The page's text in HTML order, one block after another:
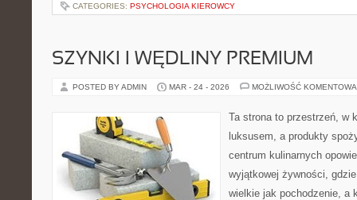
CATEGORIES: PSYCHOLOGIA KIEROWCY
SZYNKI I WĘDLINY PREMIUM
POSTED BY ADMIN MAR - 24 - 2026 MOŻLIWOŚĆ
Ta strona to przestrzeń, w
luksusem, a produkty
centrum kulinarnych
wyjątkowej żywności,
wielkie jak pochodzenie, a